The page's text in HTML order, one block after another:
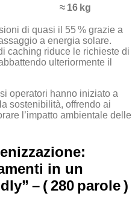
≈ 16 kg
di quasi il 55 % grazie a
a energia solare.
caching riduce le richieste di
ulteriormente il
operatori hanno iniziato a
sostenibilità, offrendo ai
l’impatto ambientale delle
in un
– ( 280 parole )